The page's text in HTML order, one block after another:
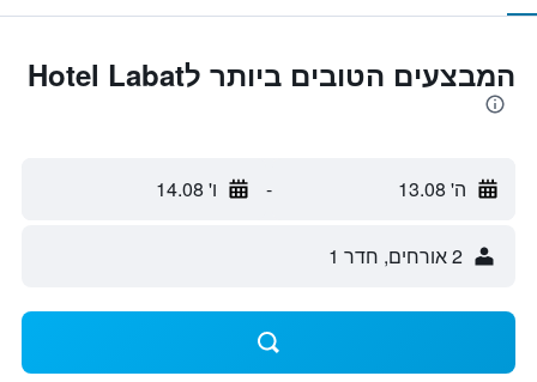
המבצעים הטובים ביותר לHotel Labat
ה' 13.08 - ו' 14.08
2 אורחים, חדר 1